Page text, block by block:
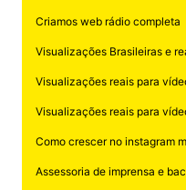
Criamos web rádio completa
Visualizações Brasileiras e
Visualizações reais para
Visualizações reais para
Como crescer no instagram
Assessoria de imprensa e